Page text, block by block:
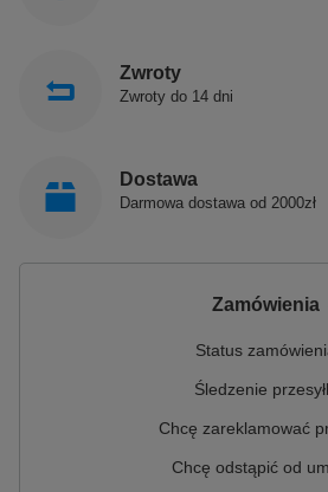
Zwroty
Zwroty do 14 dni
Dostawa
Darmowa dostawa od 2000zł
Zamówienia
Status
Śledzenie
Chcę zareklamować
Chcę odstąpić od